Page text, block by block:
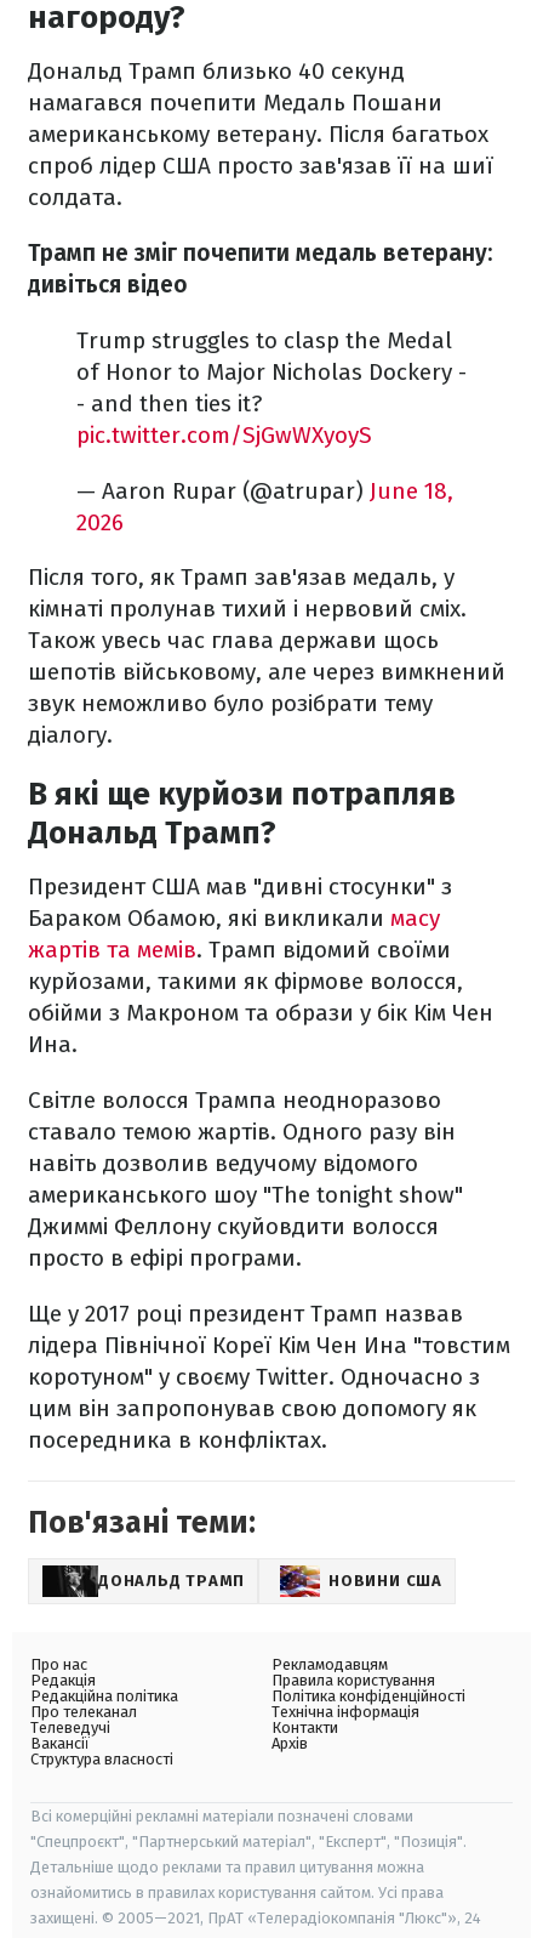
нагороду?
Дональд Трамп близько 40 секунд
намагався почепити Медаль Пошани
американському ветерану. Після багатьох
спроб лідер США просто зав'язав її на шиї
солдата.
Трамп не зміг почепити медаль ветерану:
дивіться відео
Trump struggles to clasp the Medal
of Honor to Major Nicholas Dockery -
- and then ties it?
pic.twitter.com/SjGwWXyoyS
— Aaron Rupar (@atrupar) June 18,
2026
Після того, як Трамп зав'язав медаль, у
кімнаті пролунав тихий і нервовий сміх.
Також увесь час глава держави щось
шепотів військовому, але через вимкнений
звук неможливо було розібрати тему
діалогу.
В які ще курйози потрапляв
Дональд Трамп?
Президент США мав "дивні стосунки" з
Бараком Обамою, які викликали масу
жартів та мемів. Трамп відомий своїми
курйозами, такими як фірмове волосся,
обійми з Макроном та образи у бік Кім Чен
Ина.
Світле волосся Трампа неодноразово
ставало темою жартів. Одного разу він
навіть дозволив ведучому відомого
американського шоу "The tonight show"
Джиммі Феллону скуйовдити волосся
просто в ефірі програми.
Ще у 2017 році президент Трамп назвав
лідера Північної Кореї Кім Чен Ина "товстим
коротуном" у своєму Twitter. Одночасно з
цим він запропонував свою допомогу як
посередника в конфліктах.
Пов'язані теми:
ДОНАЛЬД ТРАМП НОВИНИ США
Про нас
Редакція
Редакційна політика
Про телеканал
Телеведучі
Вакансії
Структура власності
Рекламодавцям
Правила користування
Політика конфіденційності
Технічна інформація
Контакти
Архів
Всі комерційні рекламні матеріали позначені словами
"Спецпроєкт", "Партнерський матеріал", "Експерт", "Позиція".
Детальніше щодо реклами та правил цитування можна
ознайомитись в правилах користування сайтом. Усі права
захищені. © 2005—2021, ПрАТ «Телерадіокомпанія "Люкс"», 24